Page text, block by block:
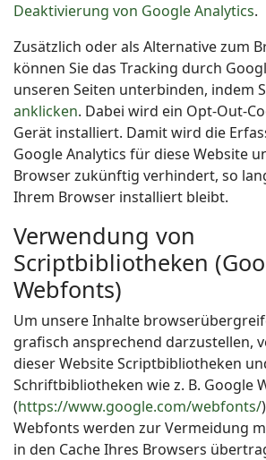
Deaktivierung von Google Analytics.
Zusätzlich oder als Alternative zum
können Sie das Tracking durch
unseren Seiten unterbinden, indem
anklicken. Dabei wird ein Opt-Out-
Gerät installiert. Damit wird die
Google Analytics für diese Website
Browser zukünftig verhindert, so
Ihrem Browser installiert bleibt.
Verwendung von
Scriptbibliotheken
Webfonts)
Um unsere Inhalte
grafisch ansprechend darzustellen,
dieser Website Scriptbibliotheken
Schriftbibliotheken wie z. B. Google
(https://www.google.com/webfonts/
Webfonts werden zur Vermeidung
in den Cache Ihres Browsers